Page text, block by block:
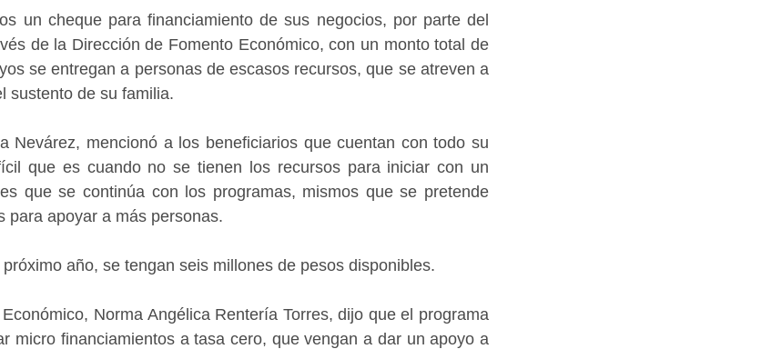
un cheque para financiamiento de sus negocios, por parte del
de la Dirección de Fomento Económico, con un monto total de
se entregan a personas de escasos recursos, que se atreven a
sustento de su familia.
Nevárez, mencionó a los beneficiarios que cuentan con todo su
que es cuando no se tienen los recursos para iniciar con un
que se continúa con los programas, mismos que se pretende
para apoyar a más personas.
año, se tengan seis millones de pesos disponibles.
Norma Angélica Rentería Torres, dijo que el programa
micro financiamientos a tasa cero, que vengan a dar un apoyo a